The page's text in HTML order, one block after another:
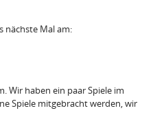
nächste Mal am:
Wir haben ein paar Spiele im
Spiele mitgebracht werden, wir